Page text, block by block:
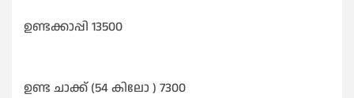
ഉണ്ടക്കാപ്പി 13500
ഉണ്ട ചാക്ക് (54 കിലോ ) 7300